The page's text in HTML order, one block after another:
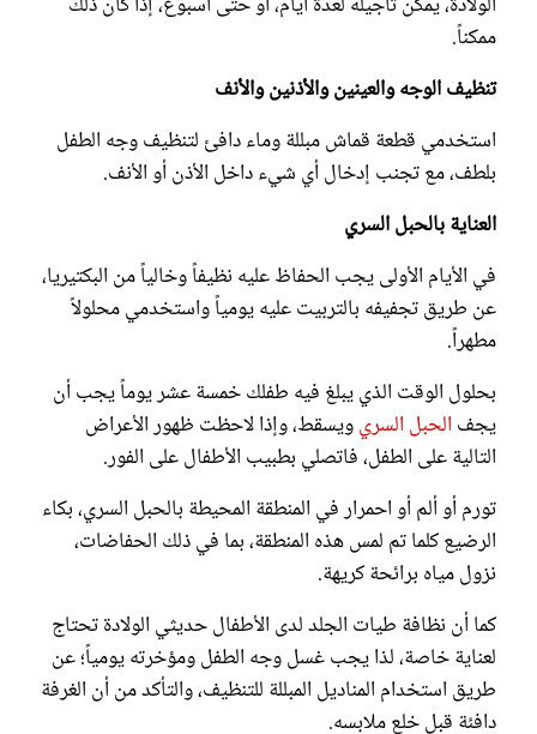
ممكناً.
تنظيف الوجه والعينين والأذنين والأنف
استخدمي قطعة قماش مبللة وماء دافئ لتنظيف وجه الطفل
بلطف، مع تجنب إدخال أي شيء داخل الأذن أو الأنف.
العناية بالحبل السري
في الأيام الأولى يجب الحفاظ عليه نظيفاً وخالياً من البكتيريا،
عن طريق تجفيفه بالتربيت عليه يومياً واستخدمي محلولاً
مطهراً.
بحلول الوقت الذي يبلغ فيه طفلك خمسة عشر يوماً يجب أن
يجف الحبل السريويسقط، وإذا لاحظت ظهور الأعراض
التالية على الطفل، فاتصلي بطبيب الأطفال على الفور.
تورم أو ألم أو احمرار في المنطقة المحيطة بالحبل السري، بكاء
الرضيع كلما تم لمس هذه المنطقة، بما في ذلك الحفاضات،
نزول مياه برائحة كريهة.
كما أن نظافة طيات الجلد لدى الأطفال حديثي الولادة تحتاج
لعناية خاصة، لذا يجب غسل وجه الطفل ومؤخرته يومياً؛ عن
طريق استخدام المناديل المبللة للتنظيف، والتأكد من أن الغرفة
دافئة قبل خلع ملابسه.